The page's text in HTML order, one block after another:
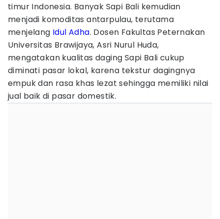
timur Indonesia. Banyak Sapi Bali kemudian
menjadi komoditas antarpulau, terutama
menjelang Idul Adha. Dosen Fakultas Peternakan
Universitas Brawijaya, Asri Nurul Huda,
mengatakan kualitas daging Sapi Bali cukup
diminati pasar lokal, karena tekstur dagingnya
empuk dan rasa khas lezat sehingga memiliki nilai
jual baik di pasar domestik.